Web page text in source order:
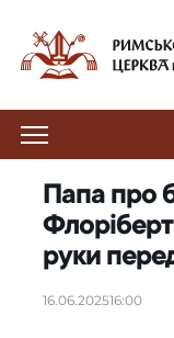
Папа про
руки
16.06.202516:00